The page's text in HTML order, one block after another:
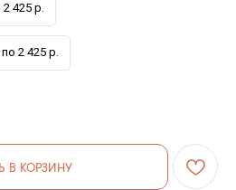
425 р.
2 425 р.
В КОРЗИНУ